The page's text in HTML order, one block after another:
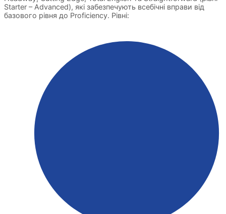
Starter – Advanced), які забезпечують всебічні вправи від
базового рівня до Proficiency. Рівні: